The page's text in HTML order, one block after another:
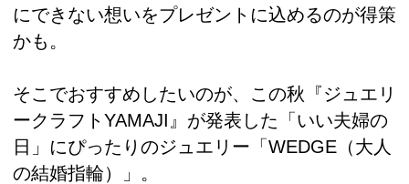
にできない想いをプレゼントに込めるのが得策
かも。
そこでおすすめしたいのが、この秋『ジュエリ
ークラフトYAMAJI』が発表した「いい夫婦の
日」にぴったりのジュエリー「WEDGE（大人
の結婚指輪）」。